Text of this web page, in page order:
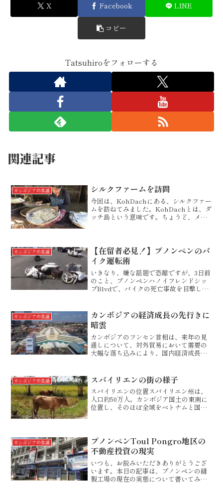
X Facebook LINE
コピー
Tatsuhiroをフォローする
関連記事
カンボジアの生活 シルクファームを訪問
今回は、KohDachにある、シルクファー
ムを訪ねてみました。KohDachとは、ダ
ッチ島という意味です。ちょうど、メコ
ーサイドから...
カンボジアの生活
【在留者必見！】プノンペンのバ
イク運転術
いきなり、嫌な話題で恐縮ですが、3日前
のこと、プノンペンハノイフレンドシッ
プBlvdで、バイクの死亡事故を目撃しま
ペンでは、以前のように交通事故が起こ
り始めています。そ...
カンボジアの生活
カンボジアの経済成長の先行きに
暗雲
カンボジアのフンセン首相は、来年の見
通しについて、対外貿易において需要の
大幅な落ち込みにより、国内経済成長率
てきた経済成長は、衣類の輸出、観光業
の収入、建設や不動産への...
カンボジアの生活 スバイリエンの街の様子
スバイリエンの位置スバイリエン州は、
人口約50万人。カンボジア国土の東南に
位置し、そのほぼ全域をベトナムと国境
間地点にあります。プノ...
カンボジアの生活
プノンペンToul Pongro地区の
不動産投資の現実
いつも、お読みいただきありがとうござ
います。本日の記事は、プノンペンの縫
製工場の現在の実態について書いてみた